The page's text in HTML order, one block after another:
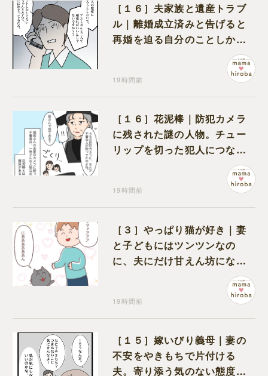
［１６］夫家族と遺産トラブ
ル｜離婚成立済みと告げると
再婚を迫る自分のことしか考
19時間前
［１６］花泥棒｜防犯カメラ
に残された謎の人物。チュー
リップを切った犯人につなが
る証拠になるのか期待する
19時間前
［３］やっぱり猫が好き｜妻
と子どもにはツンツンなの
に、夫にだけ甘えん坊になる
19時間前
［１５］嫁いびり義母｜妻の
不安をやきもちで片付ける
夫。寄り添う気のない態度に